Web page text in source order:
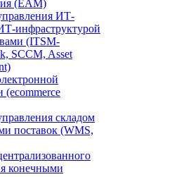
(EAM)
ИТ-
инфраструктурой
(ITSM-
SCCM, Asset
(ecommerce
складом
поставок (WMS,
конечными